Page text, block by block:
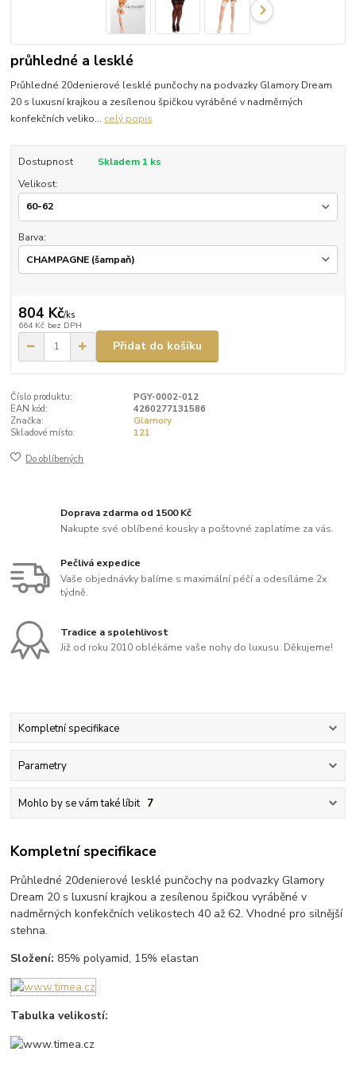
průhledné a lesklé
Průhledné 20denierové lesklé punčochy na podvazky Glamory Dream
20 s luxusní krajkou a zesílenou špičkou vyráběné v nadměrných
konfekčních veliko... celý popis
Dostupnost
Skladem 1 ks
Velikost:
Barva:
804 Kč/ks
664 Kč bez DPH
Přidat do košíku
Číslo produktu:
PGY-0002-012
EAN kód:
4260277131586
Značka:
Glamory
Skladové místo:
121
Do oblíbených
Doprava zdarma od 1500 Kč
Nakupte své oblíbené kousky a poštovné zaplatíme za vás.
Pečlivá expedice
Vaše objednávky balíme s maximální péčí a odesíláme 2x
týdně.
Tradice a spolehlivost
Již od roku 2010 oblékáme vaše nohy do luxusu. Děkujeme!
Kompletní specifikace
Parametry
Mohlo by se vám také líbit 7
Kompletní specifikace
Průhledné 20denierové lesklé punčochy na podvazky Glamory
Dream 20 s luxusní krajkou a zesílenou špičkou vyráběné v
nadměrných konfekčních velikostech 40 až 62. Vhodné pro silnější
stehna.
Složení: 85% polyamid, 15% elastan
Tabulka velikostí: